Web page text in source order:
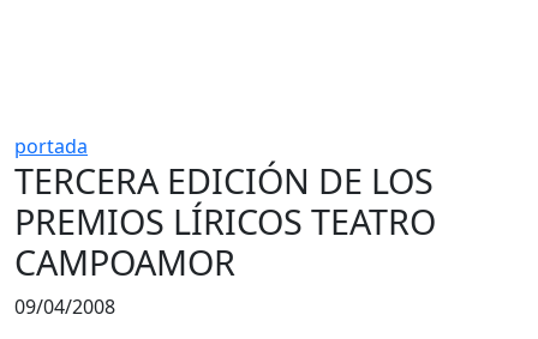
portada
TERCERA EDICIÓN DE LOS
PREMIOS LÍRICOS TEATRO
CAMPOAMOR
09/04/2008